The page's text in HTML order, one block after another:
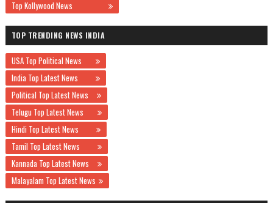
Top Kollywood News
TOP TRENDING NEWS INDIA
USA Top Political News
India Top Latest News
Political Top Latest News
Telugu Top Latest News
Hindi Top Latest News
Tamil Top Latest News
Kannada Top Latest News
Malayalam Top Latest News